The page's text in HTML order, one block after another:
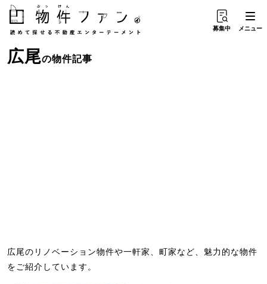
募集中 メニュー
広尾の物件記事
広尾のリノベーション物件や一軒家、町家など、魅力的な物件
をご紹介しています。